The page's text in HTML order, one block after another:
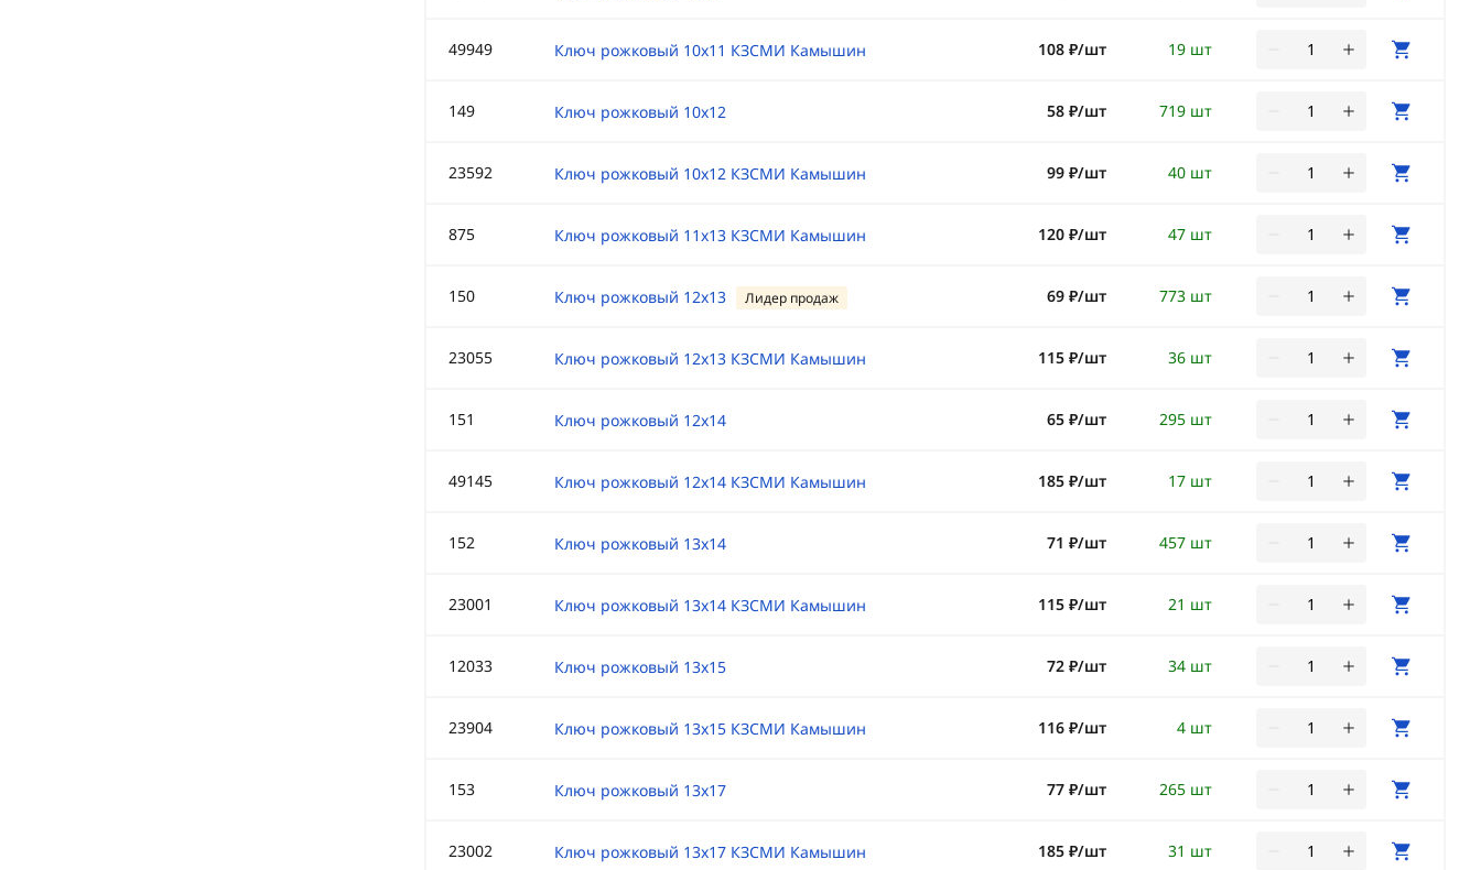
49949 Ключ рожковый 10х11 КЗСМИ Камышин 19 шт
108 ₽/шт
149 Ключ рожковый 10х12 719 шт
58 ₽/шт
23592 Ключ рожковый 10х12 КЗСМИ Камышин 40 шт
99 ₽/шт
875 Ключ рожковый 11х13 КЗСМИ Камышин 47 шт
120 ₽/шт
150 Ключ рожковый 12х13 Лидер продаж 773 шт
69 ₽/шт
23055 Ключ рожковый 12х13 КЗСМИ Камышин 36 шт
115 ₽/шт
151 Ключ рожковый 12х14 295 шт
65 ₽/шт
49145 Ключ рожковый 12х14 КЗСМИ Камышин 17 шт
185 ₽/шт
152 Ключ рожковый 13х14 457 шт
71 ₽/шт
23001 Ключ рожковый 13х14 КЗСМИ Камышин 21 шт
115 ₽/шт
12033 Ключ рожковый 13х15 34 шт
72 ₽/шт
23904 Ключ рожковый 13х15 КЗСМИ Камышин 4 шт
116 ₽/шт
153 Ключ рожковый 13х17 265 шт
77 ₽/шт
23002 Ключ рожковый 13х17 КЗСМИ Камышин 31 шт
185 ₽/шт